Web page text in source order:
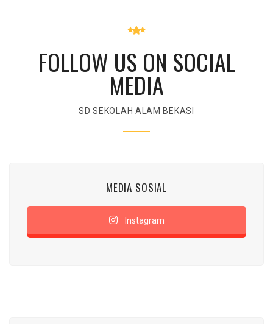
FOLLOW US ON SOCIAL
MEDIA
SD SEKOLAH ALAM BEKASI
MEDIA SOSIAL
Instagram